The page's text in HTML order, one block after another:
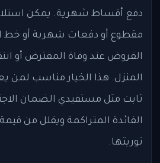
دفع أقساط شهرية. يمكن
مقطوع أو دفعات شهرية أو خط
القروض عند وفاة المقترض أو
المنزل. هذا الخيار مناسب لمن
ثابت مثل مستفيدي الضمان
الفائدة المتراكمة ويقلل من
توريثها.